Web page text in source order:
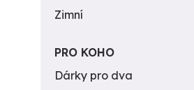
Zimní
PRO KOHO
Dárky pro dva